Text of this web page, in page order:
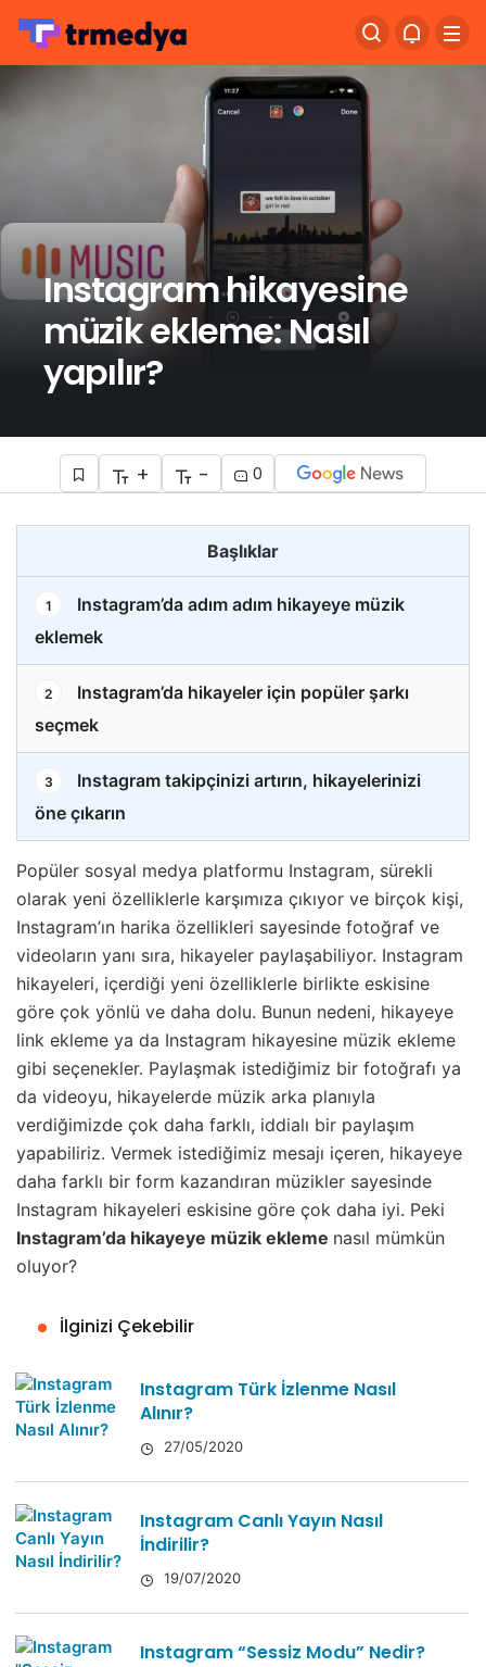
Instagram hikayesine
müzik ekleme: Nasıl
yapılır?
+ - 0
Başlıklar
1
Instagram’da adım adım hikayeye müzik
eklemek
2
Instagram’da hikayeler için popüler şarkı
seçmek
3
Instagram takipçinizi artırın, hikayelerinizi
öne çıkarın
Popüler sosyal medya platformu Instagram, sürekli
olarak yeni özelliklerle karşımıza çıkıyor ve birçok kişi,
Instagram’ın harika özellikleri sayesinde fotoğraf ve
videoların yanı sıra, hikayeler paylaşabiliyor. Instagram
hikayeleri, içerdiği yeni özelliklerle birlikte eskisine
göre çok yönlü ve daha dolu. Bunun nedeni, hikayeye
link ekleme ya da Instagram hikayesine müzik ekleme
gibi seçenekler. Paylaşmak istediğimiz bir fotoğrafı ya
da videoyu, hikayelerde müzik arka planıyla
verdiğimizde çok daha farklı, iddialı bir paylaşım
yapabiliriz. Vermek istediğimiz mesajı içeren, hikayeye
daha farklı bir form kazandıran müzikler sayesinde
Instagram hikayeleri eskisine göre çok daha iyi. Peki
Instagram’da hikayeye müzik ekleme nasıl mümkün
oluyor?
İlginizi Çekebilir
Instagram Türk İzlenme Nasıl
Alınır?
27/05/2020
Instagram Canlı Yayın Nasıl
İndirilir?
19/07/2020
Instagram “Sessiz Modu” Nedir?